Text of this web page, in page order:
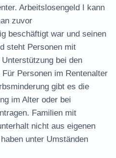
Arbeitslosengeld I kann
zuvor
beschäftigt war und seinen
steht Personen mit
bei den
Personen im Rentenalter
gibt es die
im Alter oder bei
Familien mit
nicht aus eigenen
unter Umständen